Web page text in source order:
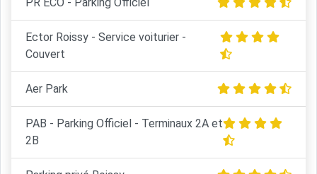
PR ECO - Parking Officiel
Ector Roissy - Service voiturier -
Couvert
Aer Park
PAB - Parking Officiel - Terminaux 2A et
2B